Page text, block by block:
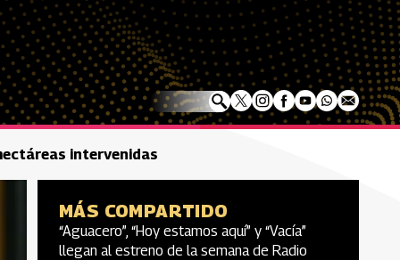
intervenidas
MÁS COMPARTIDO
“Aguacero”, “Hoy estamos aquí” y “Vacía”
llegan al estreno de la semana de Radio